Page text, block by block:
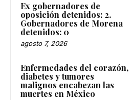
Ex gobernadores de
oposición detenidos: 2.
Gobernadores de Morena
detenidos: 0
agosto 7, 2026
Enfermedades del corazón,
diabetes y tumores
malignos encabezan las
muertes en México